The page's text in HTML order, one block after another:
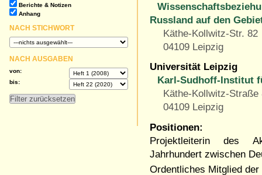
Russland auf den
Käthe-Kollwitz-Str. 82
04109 Leipzig
Universität Leipzig
Karl-Sudhoff-Institut
Käthe-Kollwitz-Straße
04109 Leipzig
Positionen:
Projektleiterin des
Jahrhundert zwischen
Ordentliches Mitglied
Berichte & Notizen
Anhang
NACH STICHWORT
NACH AUSGABEN
von:
bis: